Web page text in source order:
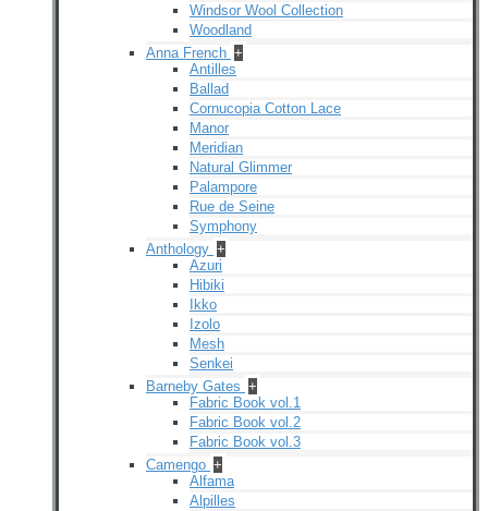
Windsor Wool Collection
Woodland
Anna French +
Antilles
Ballad
Cornucopia Cotton Lace
Manor
Meridian
Natural Glimmer
Palampore
Rue de Seine
Symphony
Anthology +
Azuri
Hibiki
Ikko
Izolo
Mesh
Senkei
Barneby Gates +
Fabric Book vol.1
Fabric Book vol.2
Fabric Book vol.3
Camengo +
Alfama
Alpilles